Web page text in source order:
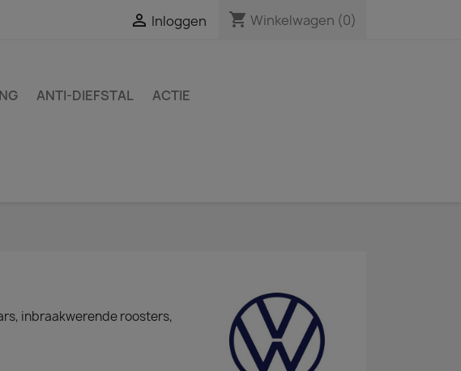
 Inloggen shopping_cart Winkelwagen (0)
ANTI-DIEFSTAL ACTIE
inbraakwerende roosters,